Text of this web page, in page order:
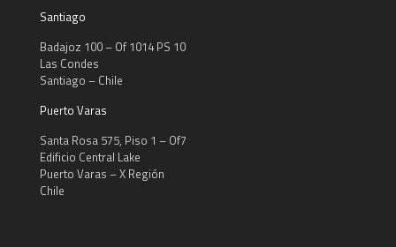
Santiago
Badajoz 100 – Of 1014 PS 10
Las Condes
Santiago – Chile
Puerto Varas
Santa Rosa 575, Piso 1 – Of7
Edificio Central Lake
Puerto Varas – X Región
Chile